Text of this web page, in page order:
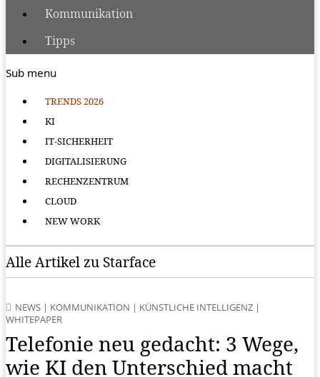
Kommunikation
Tipps
Sub menu
TRENDS 2026
KI
IT-SICHERHEIT
DIGITALISIERUNG
RECHENZENTRUM
CLOUD
NEW WORK
Alle Artikel zu Starface
NEWS | KOMMUNIKATION | KÜNSTLICHE INTELLIGENZ |
WHITEPAPER
Telefonie neu gedacht: 3 Wege,
wie KI den Unterschied macht